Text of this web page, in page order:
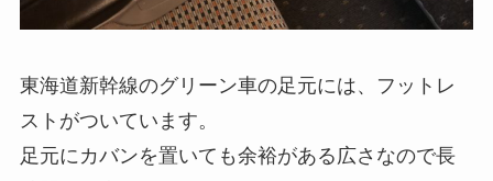
東海道新幹線のグリーン車の足元には、フットレ
ストがついています。
足元にカバンを置いても余裕がある広さなので長